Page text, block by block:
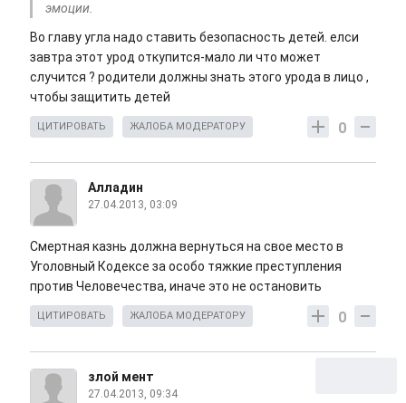
эмоции.
Во главу угла надо ставить безопасность детей. елси
завтра этот урод откупится-мало ли что может
случится ? родители должны знать этого урода в лицо ,
чтобы защитить детей
0
ЦИТИРОВАТЬ ЖАЛОБА МОДЕРАТОРУ
Алладин
27.04.2013, 03:09
Смертная казнь должна вернуться на свое место в
Уголовный Кодексе за особо тяжкие преступления
против Человечества, иначе это не остановить
0
ЦИТИРОВАТЬ ЖАЛОБА МОДЕРАТОРУ
злой мент
27.04.2013, 09:34